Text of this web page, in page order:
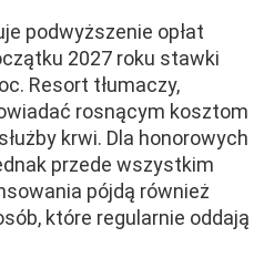
podwyższenie opłat
2027 roku stawki
Resort tłumaczy,
rosnącym kosztom
krwi. Dla honorowych
przede wszystkim
pójdą również
które regularnie oddają